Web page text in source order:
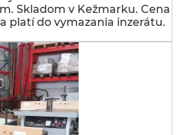
Skladom v Kežmarku. Cena
platí do vymazania inzerátu.